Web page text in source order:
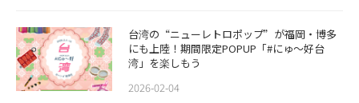
​​台湾の“ニューレトロポップ”が福岡・博多
にも上陸！期間限定POPUP「#にゅ〜好台
湾」を楽しもう
2026-02-04